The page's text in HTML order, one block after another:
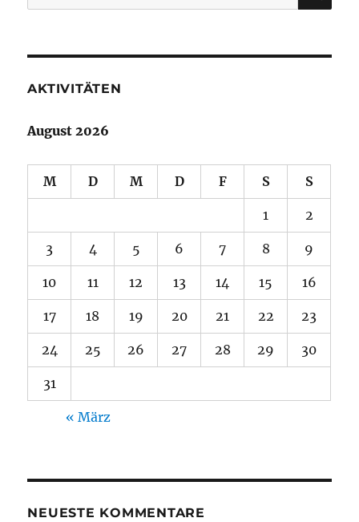
nach:
AKTIVITÄTEN
August 2026
M D M D F S S
1 2
3 4 5 6 7 8 9
10 11 12 13 14 15 16
17 18 19 20 21 22 23
24 25 26 27 28 29 30
31
« März
NEUESTE KOMMENTARE